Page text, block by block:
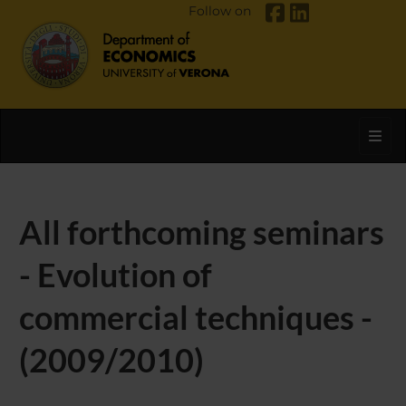
Follow on
All forthcoming seminars
- Evolution of
commercial techniques -
(2009/2010)